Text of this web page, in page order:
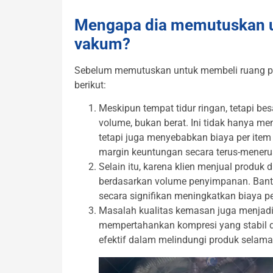
Mengapa dia memutuskan
vakum?
Sebelum memutuskan untuk membeli ruang
berikut:
Meskipun tempat tidur ringan, tetapi
volume, bukan berat. Ini tidak hanya
tetapi juga menyebabkan biaya per
margin keuntungan secara terus-
Selain itu, karena klien menjual produk
berdasarkan volume penyimpanan.
secara signifikan meningkatkan biaya
Masalah kualitas kemasan juga
mempertahankan kompresi yang stabil
efektif dalam melindungi produk